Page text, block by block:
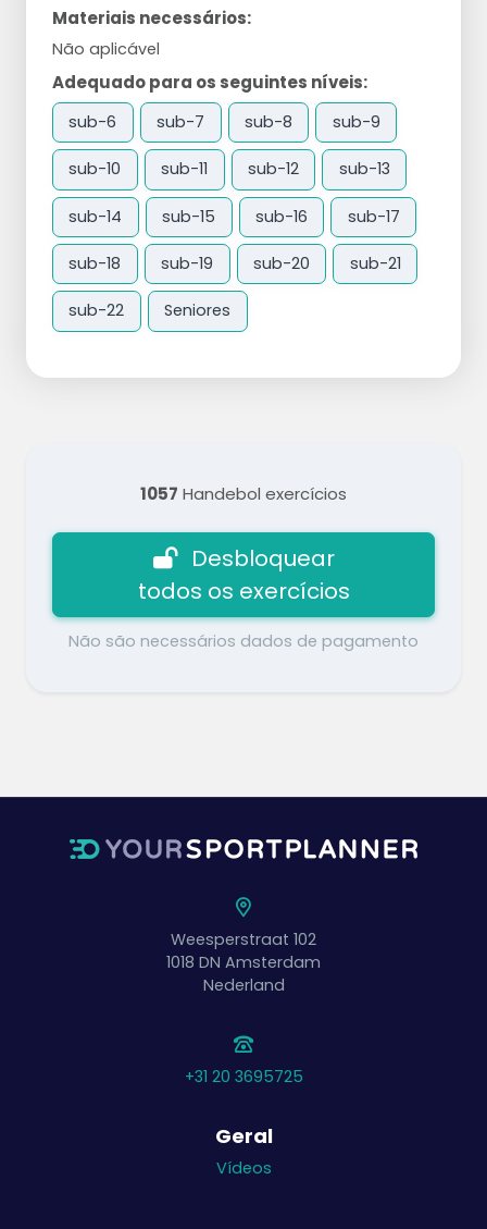
Materiais necessários:
Não aplicável
Adequado para os seguintes níveis:
sub-6 sub-7 sub-8 sub-9
sub-10 sub-11 sub-12 sub-13
sub-14 sub-15 sub-16 sub-17
sub-18 sub-19 sub-20 sub-21
sub-22 Seniores
1057 Handebol exercícios
Desbloquear
todos os exercícios
Não são necessários dados de pagamento
Weesperstraat 102
1018 DN Amsterdam
Nederland
+31 20 3695725
Geral
Vídeos